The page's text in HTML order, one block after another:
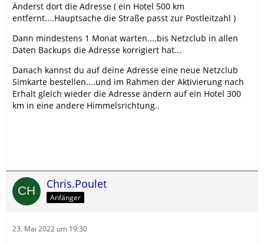
Änderst dort die Adresse ( ein Hotel 500 km
entfernt....Hauptsache die Straße passt zur Postleitzahl )
Dann mindestens 1 Monat warten....bis Netzclub in allen
Daten Backups die Adresse korrigiert hat...
Danach kannst du auf deine Adresse eine neue Netzclub
Simkarte bestellen....und im Rahmen der Aktivierung nach
Erhalt gleich wieder die Adresse ändern auf ein Hotel 300
km in eine andere Himmelsrichtung..
Chris.Poulet
Anfänger
23. Mai 2022 um 19:30